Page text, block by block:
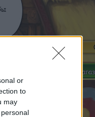
or
to
may